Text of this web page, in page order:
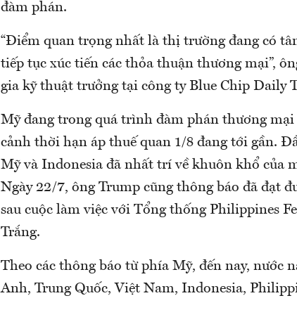
đàm phán.
“Điểm quan trọng nhất là thị trường đang có
tiếp tục xúc tiến các thỏa thuận thương mại”,
gia kỹ thuật trưởng tại công ty Blue Chip Daily
Mỹ đang trong quá trình đàm phán thương
cảnh thời hạn áp thuế quan 1/8 đang tới gần.
Mỹ và Indonesia đã nhất trí về khuôn khổ của
Ngày 22/7, ông Trump cũng thông báo đã đạt
sau cuộc làm việc với Tổng thống Philippines
Trắng.
Theo các thông báo từ phía Mỹ, đến nay, nước
Anh, Trung Quốc, Việt Nam, Indonesia,